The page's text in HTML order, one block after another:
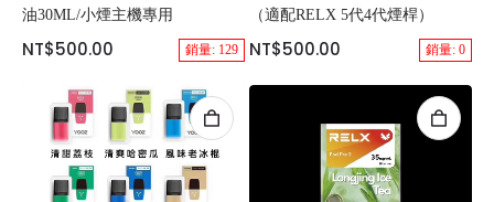
油30ML/小煙主機專用
NT$500.00 銷量: 129
（適配RELX 5代4代煙桿）
NT$500.00 銷量: 0